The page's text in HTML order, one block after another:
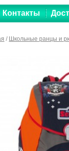
Контакты
/ Школьные ранцы и